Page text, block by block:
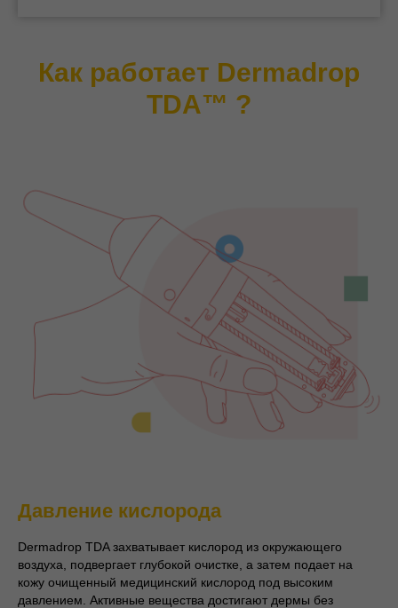
Как работает Dermadrop
TDA™ ?
Давление кислорода
Dermadrop TDA захватывает кислород из окружающего
воздуха, подвергает глубокой очистке, а затем подает на
кожу очищенный медицинский кислород под высоким
давлением. Активные вещества достигают дермы без